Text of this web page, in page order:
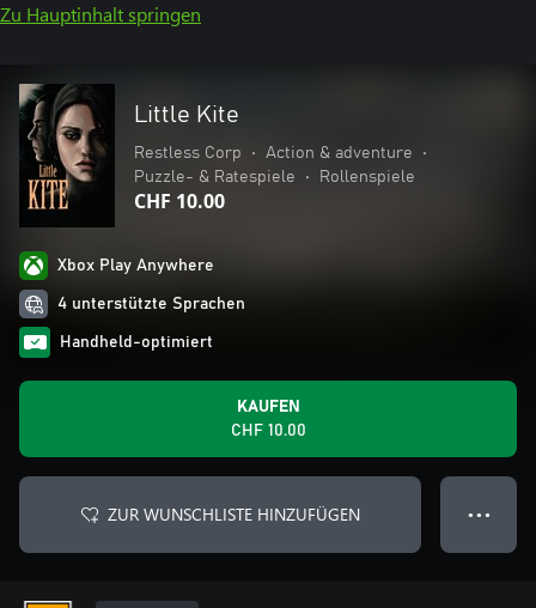
Zu Hauptinhalt springen
Little Kite
Restless Corp • Action & adventure
•
Puzzle- & Ratespiele
• Rollenspiele
CHF 10.00
Xbox Play Anywhere
4 unterstützte Sprachen
Handheld-optimiert
KAUFEN
CHF 10.00
ZUR WUNSCHLISTE HINZUFÜGEN ● ● ●